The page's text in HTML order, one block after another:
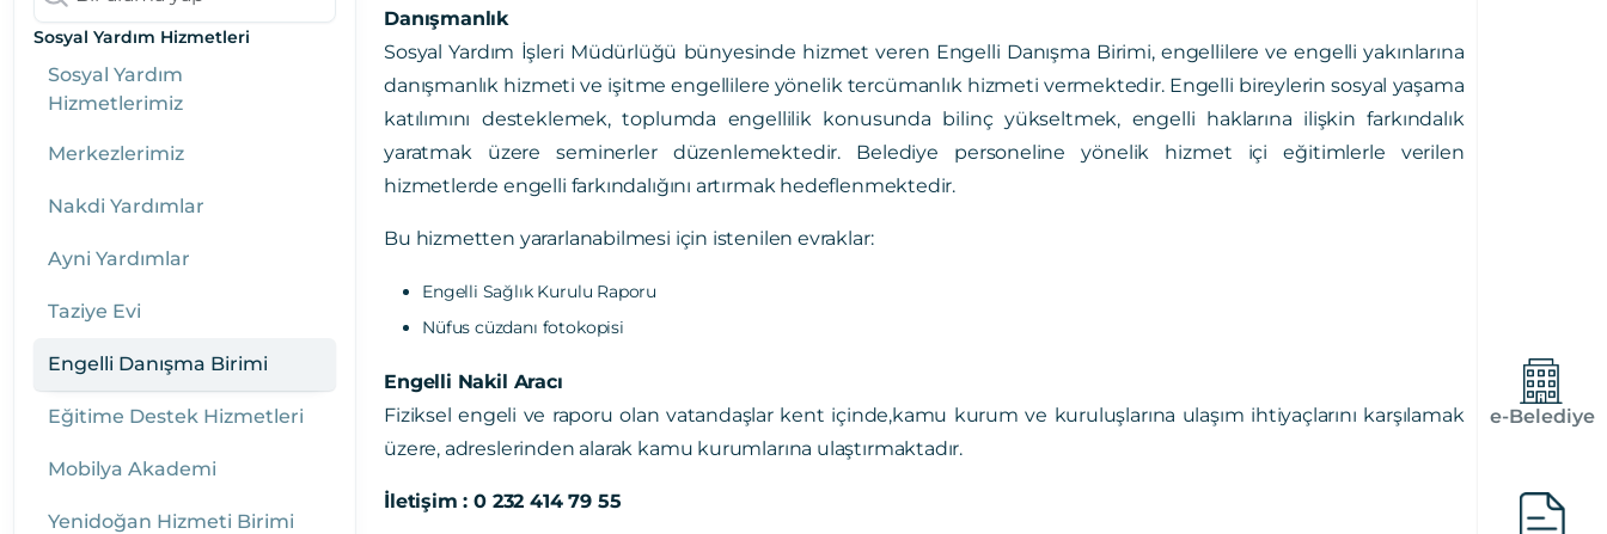
Sosyal Yardım Hizmetleri
Sosyal Yardım
Hizmetlerimiz
Merkezlerimiz
Nakdi Yardımlar
Ayni Yardımlar
Taziye Evi
Engelli Danışma Birimi
Eğitime Destek Hizmetleri
Mobilya Akademi
Yenidoğan Hizmeti Birimi
Danışmanlık
Sosyal Yardım İşleri Müdürlüğü bünyesinde hizmet veren Engelli Danışma Birimi, engellilere ve engelli yakınlarına
danışmanlık hizmeti ve işitme engellilere yönelik tercümanlık hizmeti vermektedir. Engelli bireylerin sosyal yaşama
katılımını desteklemek, toplumda engellilik konusunda bilinç yükseltmek, engelli haklarına ilişkin farkındalık
yaratmak üzere seminerler düzenlemektedir. Belediye personeline yönelik hizmet içi eğitimlerle verilen
hizmetlerde engelli farkındalığını artırmak hedeflenmektedir.
Bu hizmetten yararlanabilmesi için istenilen evraklar:
Engelli Sağlık Kurulu Raporu
Nüfus cüzdanı fotokopisi
Engelli Nakil Aracı
Fiziksel engeli ve raporu olan vatandaşlar kent içinde,kamu kurum ve kuruluşlarına ulaşım ihtiyaçlarını karşılamak
üzere, adreslerinden alarak kamu kurumlarına ulaştırmaktadır.
İletişim : 0 232 414 79 55
e-Belediye